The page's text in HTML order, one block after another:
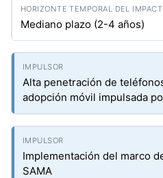
Mediano plazo (2-4 años)
Alta penetración de
adopción móvil impulsada
Implementación del marco
SAMA